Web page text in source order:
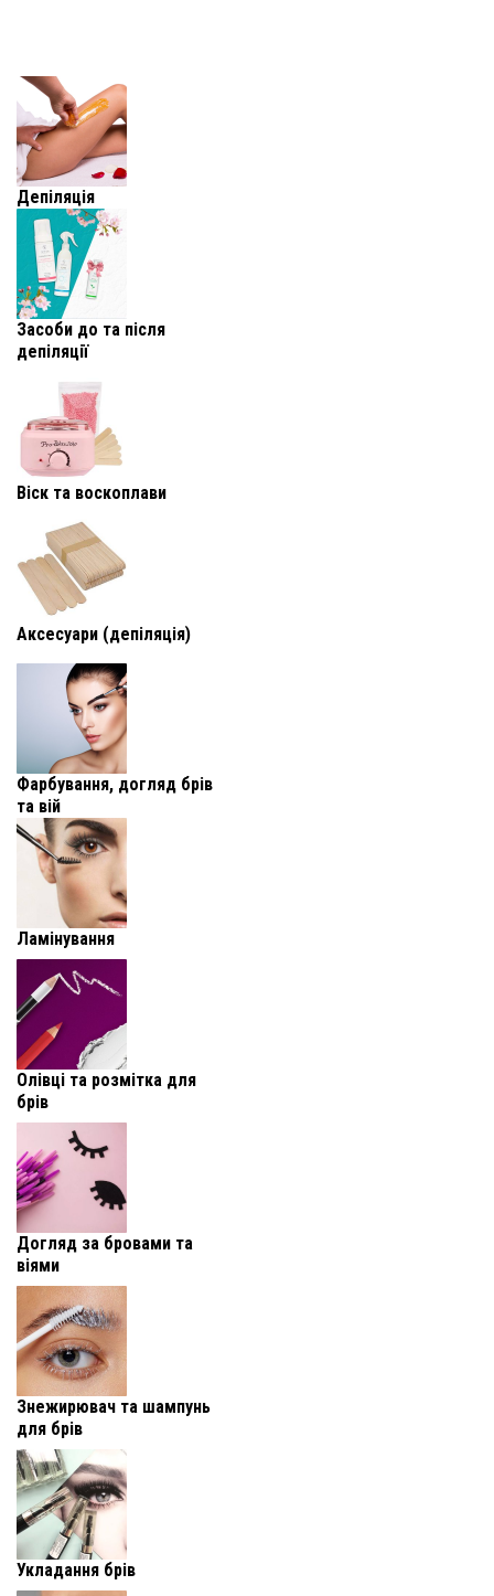
Депіляція
Засоби до та після
депіляції
Віск та воскоплави
Аксесуари (депіляція)
Фарбування, догляд брів
та вій
Ламінування
Олівці та розмітка для
брів
Догляд за бровами та
віями
Знежирювач та шампунь
для брів
Укладання брів